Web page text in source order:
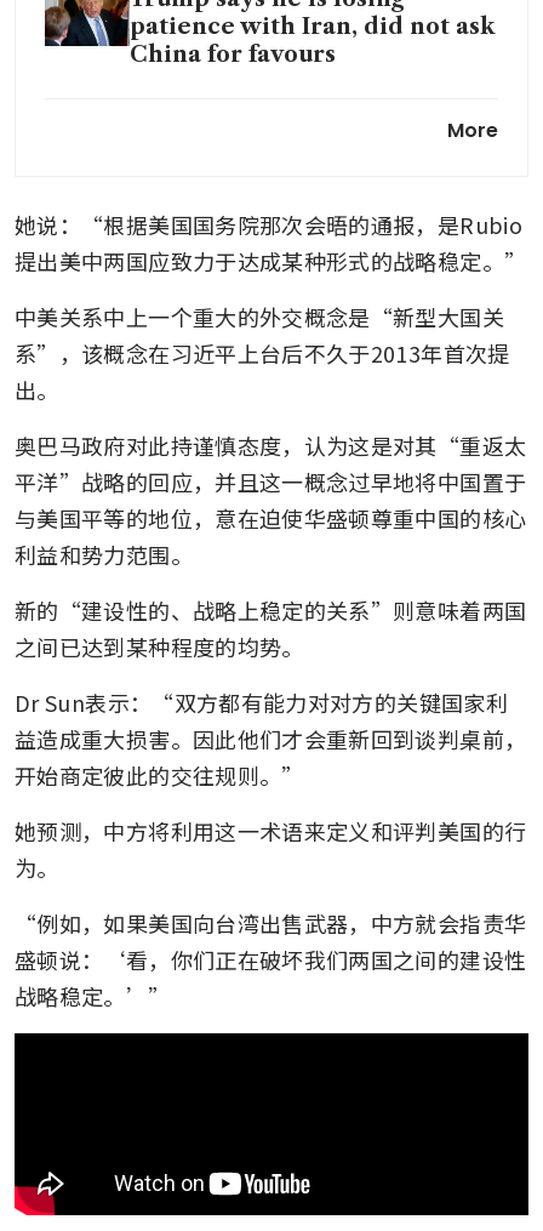
patience with Iran, did not ask
China for favours
wins but warm words for Xi
escape Thucydides’ Trap, says
Harvard’s Graham Allison
More
她说：“根据美国国务院那次会晤的通报，是Rubio
提出美中两国应致力于达成某种形式的战略稳定。”
中美关系中上一个重大的外交概念是“新型大国关
系”，该概念在习近平上台后不久于2013年首次提
出。
奥巴马政府对此持谨慎态度，认为这是对其“重返太
平洋”战略的回应，并且这一概念过早地将中国置于
与美国平等的地位，意在迫使华盛顿尊重中国的核心
利益和势力范围。
新的“建设性的、战略上稳定的关系”则意味着两国
之间已达到某种程度的均势。
Dr Sun表示：“双方都有能力对对方的关键国家利
益造成重大损害。因此他们才会重新回到谈判桌前，
开始商定彼此的交往规则。”
她预测，中方将利用这一术语来定义和评判美国的行
为。
“例如，如果美国向台湾出售武器，中方就会指责华
盛顿说：‘看，你们正在破坏我们两国之间的建设性
战略稳定。’”